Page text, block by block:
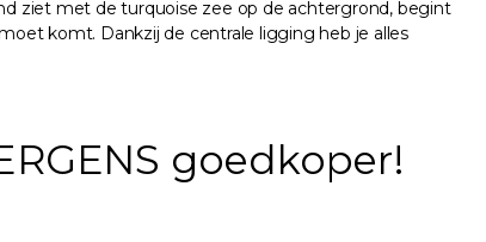
ziet met de turquoise zee op de achtergrond, begint
komt. Dankzij de centrale ligging heb je alles
goedkoper!